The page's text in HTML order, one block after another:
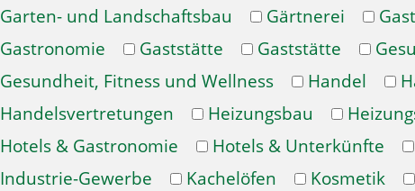
Garten- und Landschaftsbau
Gärtnerei
Gastronomie
Gaststätte Gaststätte
Gesundheit, Fitness und Wellness
Handel
Handelsvertretungen
Heizungsbau
Hotels & Gastronomie
Hotels & Unterkünfte
Industrie-Gewerbe
Kachelöfen Kosmetik